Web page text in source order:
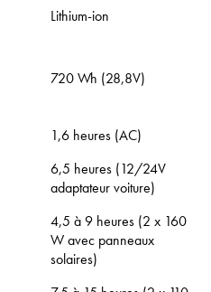
Lithium-ion
720 Wh (28,8V)
1,6 heures (AC)
6,5 heures (12/24V
adaptateur voiture)
4,5 à 9 heures (2 x 160
W avec panneaux
solaires)